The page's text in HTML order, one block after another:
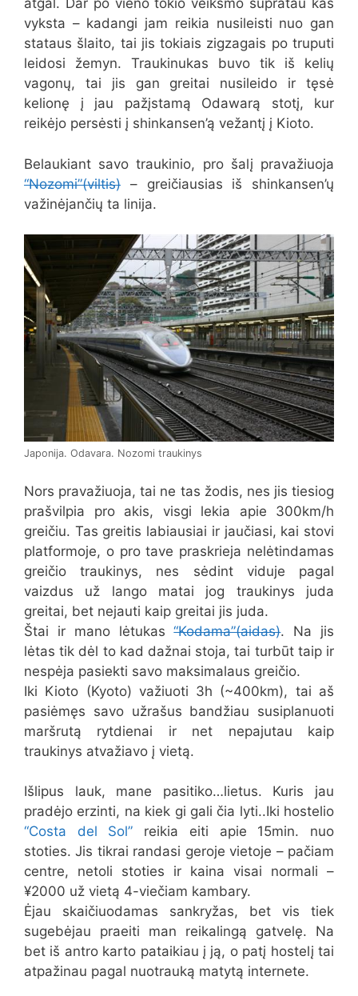
atgal. Dar po vieno tokio veiksmo supratau kas
vyksta – kadangi jam reikia nusileisti nuo gan
stataus šlaito, tai jis tokiais zigzagais po truputi
leidosi žemyn. Traukinukas buvo tik iš kelių
vagonų, tai jis gan greitai nusileido ir tęsė
kelionę į jau pažįstamą Odawarą stotį, kur
reikėjo persėsti į shinkansen’ą vežantį į Kioto.
Belaukiant savo traukinio, pro šalį pravažiuoja
“Nozomi”(viltis) – greičiausias iš shinkansen’ų
važinėjančių ta linija.
Japonija. Odavara. Nozomi traukinys
Nors pravažiuoja, tai ne tas žodis, nes jis tiesiog
prašvilpia pro akis, visgi lekia apie 300km/h
greičiu. Tas greitis labiausiai ir jaučiasi, kai stovi
platformoje, o pro tave praskrieja nelėtindamas
greičio traukinys, nes sėdint viduje pagal
vaizdus už lango matai jog traukinys juda
greitai, bet nejauti kaip greitai jis juda.
Štai ir mano lėtukas“Kodama”(aidas). Na jis
lėtas tik dėl to kad dažnai stoja, tai turbūt taip ir
nespėja pasiekti savo maksimalaus greičio.
Iki Kioto (Kyoto) važiuoti 3h (~400km), tai aš
pasiėmęs savo užrašus bandžiau susiplanuoti
maršrutą rytdienai ir net nepajutau kaip
traukinys atvažiavo į vietą.
Išlipus lauk, mane pasitiko…lietus. Kuris jau
pradėjo erzinti, na kiek gi gali čia lyti..Iki hostelio
“Costa del Sol” reikia eiti apie 15min. nuo
stoties. Jis tikrai randasi geroje vietoje – pačiam
centre, netoli stoties ir kaina visai normali –
¥2000 už vietą 4-viečiam kambary.
Ėjau skaičiuodamas sankryžas, bet vis tiek
sugebėjau praeiti man reikalingą gatvelę. Na
bet iš antro karto pataikiau į ją, o patį hostelį tai
atpažinau pagal nuotrauką matytą internete.